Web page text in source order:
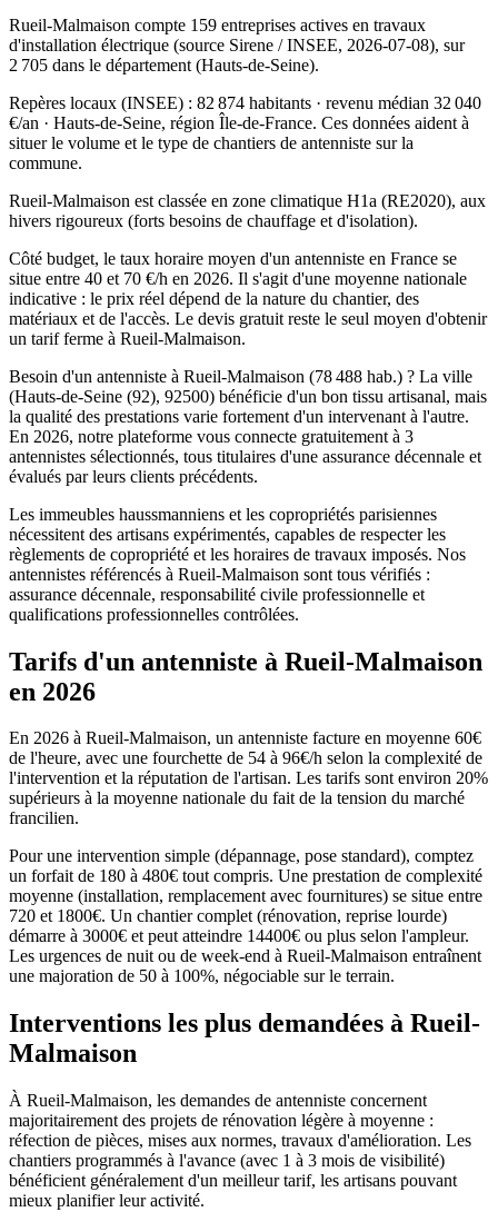
Rueil-Malmaison compte 159 entreprises actives en travaux
d'installation électrique (source Sirene / INSEE, 2026-07-08), sur
2 705 dans le département (Hauts-de-Seine).
Repères locaux (INSEE) : 82 874 habitants · revenu médian 32 040
€/an · Hauts-de-Seine, région Île-de-France. Ces données aident à
situer le volume et le type de chantiers de antenniste sur la
commune.
Rueil-Malmaison est classée en zone climatique H1a (RE2020), aux
hivers rigoureux (forts besoins de chauffage et d'isolation).
Côté budget, le taux horaire moyen d'un antenniste en France se
situe entre 40 et 70 €/h en 2026. Il s'agit d'une moyenne nationale
indicative : le prix réel dépend de la nature du chantier, des
matériaux et de l'accès. Le devis gratuit reste le seul moyen d'obtenir
un tarif ferme à Rueil-Malmaison.
Besoin d'un antenniste à Rueil-Malmaison (78 488 hab.) ? La ville
(Hauts-de-Seine (92), 92500) bénéficie d'un bon tissu artisanal, mais
la qualité des prestations varie fortement d'un intervenant à l'autre.
En 2026, notre plateforme vous connecte gratuitement à 3
antennistes sélectionnés, tous titulaires d'une assurance décennale et
évalués par leurs clients précédents.
Les immeubles haussmanniens et les copropriétés parisiennes
nécessitent des artisans expérimentés, capables de respecter les
règlements de copropriété et les horaires de travaux imposés. Nos
antennistes référencés à Rueil-Malmaison sont tous vérifiés :
assurance décennale, responsabilité civile professionnelle et
qualifications professionnelles contrôlées.
Tarifs d'un antenniste à Rueil-Malmaison
en 2026
En 2026 à Rueil-Malmaison, un antenniste facture en moyenne 60€
de l'heure, avec une fourchette de 54 à 96€/h selon la complexité de
l'intervention et la réputation de l'artisan. Les tarifs sont environ 20%
supérieurs à la moyenne nationale du fait de la tension du marché
francilien.
Pour une intervention simple (dépannage, pose standard), comptez
un forfait de 180 à 480€ tout compris. Une prestation de complexité
moyenne (installation, remplacement avec fournitures) se situe entre
720 et 1800€. Un chantier complet (rénovation, reprise lourde)
démarre à 3000€ et peut atteindre 14400€ ou plus selon l'ampleur.
Les urgences de nuit ou de week-end à Rueil-Malmaison entraînent
une majoration de 50 à 100%, négociable sur le terrain.
Interventions les plus demandées à Rueil-
Malmaison
À Rueil-Malmaison, les demandes de antenniste concernent
majoritairement des projets de rénovation légère à moyenne :
réfection de pièces, mises aux normes, travaux d'amélioration. Les
chantiers programmés à l'avance (avec 1 à 3 mois de visibilité)
bénéficient généralement d'un meilleur tarif, les artisans pouvant
mieux planifier leur activité.